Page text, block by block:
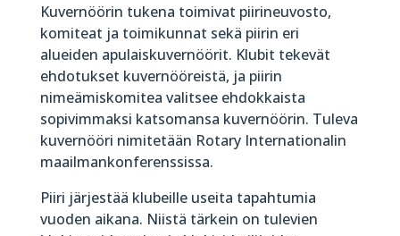
Kuvernöörin tukena toimivat piirineuvosto,
komiteat ja toimikunnat sekä piirin eri
alueiden apulaiskuvernöörit. Klubit tekevät
ehdotukset kuvernööreistä, ja piirin
nimeämiskomitea valitsee ehdokkaista
sopivimmaksi katsomansa kuvernöörin. Tuleva
kuvernööri nimitetään Rotary Internationalin
maailmankonferenssissa.
Piiri järjestää klubeille useita tapahtumia
vuoden aikana. Niistä tärkein on tulevien